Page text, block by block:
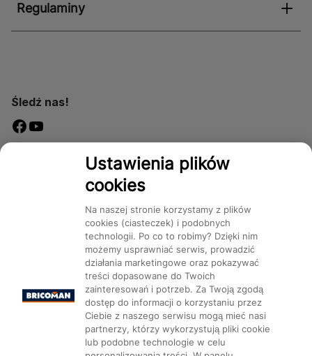
Regulaminy
Śledź nas!
Dostępność
Kategorie Produkty Marki CMS
Ustawienia plików cookie
Ustawienia plików
cookies
Na naszej stronie korzystamy z plików
cookies (ciasteczek) i podobnych
technologii. Po co to robimy? Dzięki nim
możemy usprawniać serwis, prowadzić
działania marketingowe oraz pokazywać
treści dopasowane do Twoich
zainteresowań i potrzeb. Za Twoją zgodą
dostęp do informacji o korzystaniu przez
Ciebie z naszego serwisu mogą mieć nasi
partnerzy, którzy wykorzystują pliki cookie
lub podobne technologie w celu